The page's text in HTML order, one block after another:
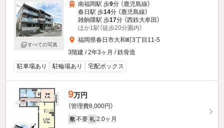
すべての写真
南福岡駅 歩9分 （鹿児島線）
春日駅 歩14分 （鹿児島線）
雑餉隈駅 歩17分 （西鉄大牟田）
ほか1駅（徒歩20分圏内）
福岡県春日市大和町3丁目11-5
3階建 / 2年3ヶ月 / 鉄骨造
駐車場あり
駐輪場あり 宅配ボックス
9万円
（管理費8,000円）
敷 不要 礼 2.0ヶ月